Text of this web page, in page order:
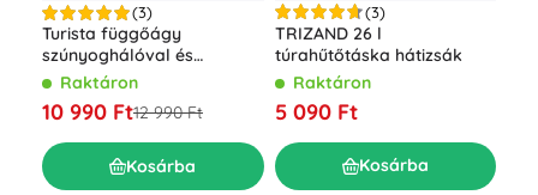
(3)
Turista függőágy
szúnyoghálóval és
ponyvával 260x140 cm
Raktáron
10 990 Ft12 990 Ft
Kosárba
(3)
TRIZAND 26 l
túrahűtőtáska hátizsák
Raktáron
5 090 Ft
Kosárba